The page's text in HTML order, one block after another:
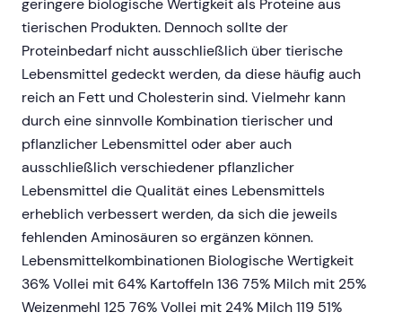
geringere biologische Wertigkeit als Proteine aus
tierischen Produkten. Dennoch sollte der
Proteinbedarf nicht ausschließlich über tierische
Lebensmittel gedeckt werden, da diese häufig auch
reich an Fett und Cholesterin sind. Vielmehr kann
durch eine sinnvolle Kombination tierischer und
pflanzlicher Lebensmittel oder aber auch
ausschließlich verschiedener pflanzlicher
Lebensmittel die Qualität eines Lebensmittels
erheblich verbessert werden, da sich die jeweils
fehlenden Aminosäuren so ergänzen können.
Lebensmittelkombinationen Biologische Wertigkeit
36% Vollei mit 64% Kartoffeln 136 75% Milch mit 25%
Weizenmehl 125 76% Vollei mit 24% Milch 119 51%